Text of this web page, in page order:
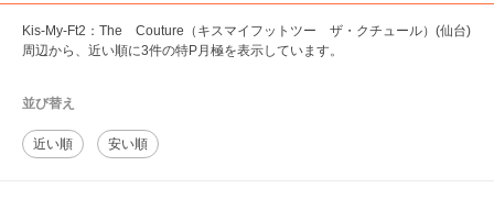
Kis-My-Ft2：The Couture（キスマイフットツー ザ・クチュール）(仙台)
周辺から、近い順に3件の特P月極を表示しています。
並び替え
近い順 安い順